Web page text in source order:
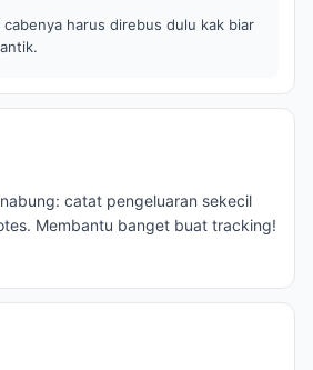
cabenya harus direbus dulu kak biar
catat pengeluaran sekecil
Membantu banget buat tracking!